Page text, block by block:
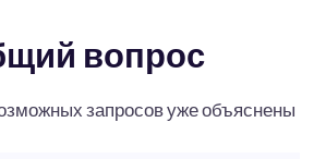
вопрос
запросов уже объяснены